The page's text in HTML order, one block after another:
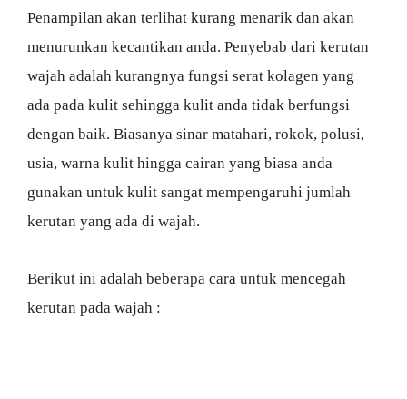
Penampilan akan terlihat kurang menarik dan akan
menurunkan kecantikan anda. Penyebab dari kerutan
wajah adalah kurangnya fungsi serat kolagen yang
ada pada kulit sehingga kulit anda tidak berfungsi
dengan baik. Biasanya sinar matahari, rokok, polusi,
usia, warna kulit hingga cairan yang biasa anda
gunakan untuk kulit sangat mempengaruhi jumlah
kerutan yang ada di wajah.
Berikut ini adalah beberapa cara untuk mencegah
kerutan pada wajah :